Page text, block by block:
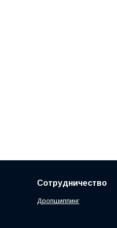
Сотрудничество
Дропшиппинг